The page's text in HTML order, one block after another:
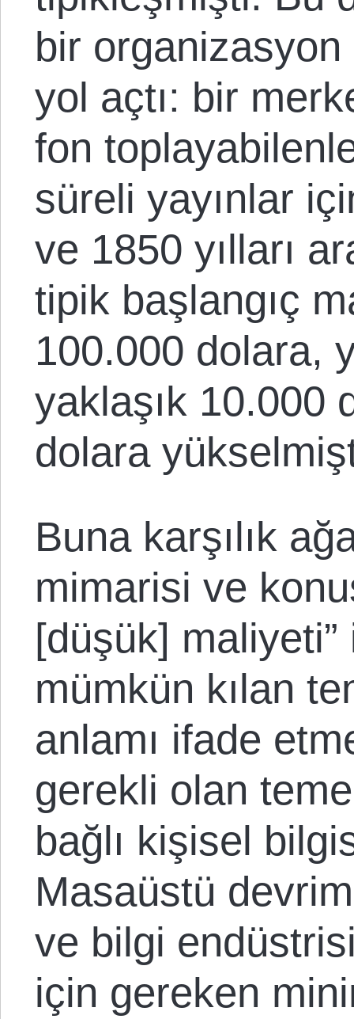
bir
yol açtı: bir
fon
süreli yayınlar
ve 1850 yılları
tipik başlangıç
100.000 dolara,
yaklaşık 10.000
dolara
Buna karşılık
mimarisi ve
[düşük]
mümkün kılan
anlamı ifade
gerekli olan
bağlı kişisel
Masaüstü
ve bilgi
için gereken